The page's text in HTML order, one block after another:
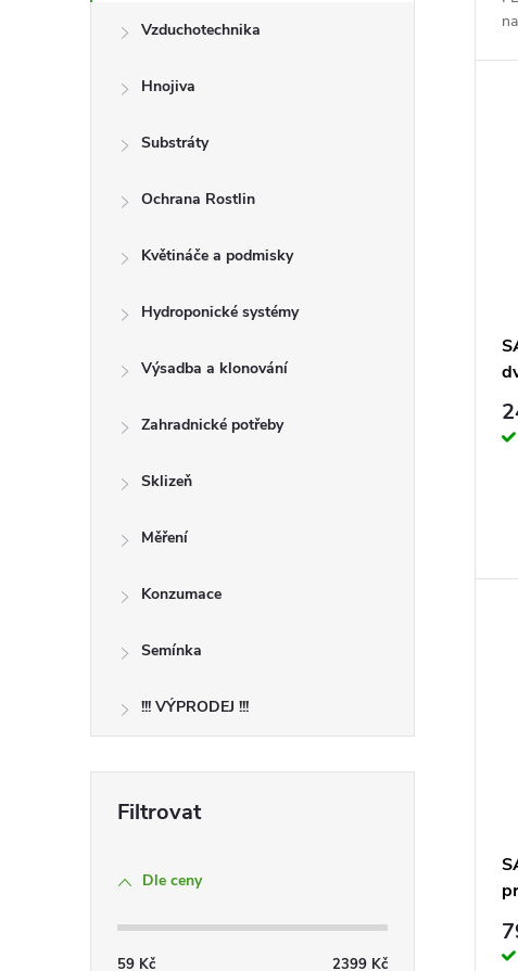
Vzduchotechnika
Hnojiva
Substráty
Ochrana Rostlin
Květináče a podmisky
Hydroponické systémy
Výsadba a klonování
Zahradnické potřeby
Sklizeň
Měření
Konzumace
Semínka
!!! VÝPRODEJ !!!
Dle ceny
59 Kč 2399 Kč